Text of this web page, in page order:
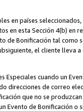
en países
en esta Sección 4(b) en
de Bonificación tal como
el cliente lleva
Especiales cuando un
direcciones de correo
que no se
Evento de Bonificación